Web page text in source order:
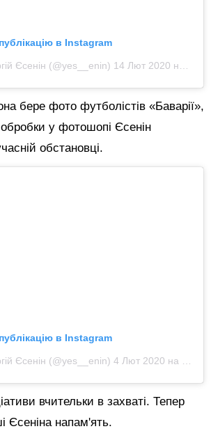
в Instagram
Єсенін (@yes__enin) 14 Лют 2020 на 4:36 PST
бере фото футболістів «Баварії»,
обробки у фотошопі Єсенін
обстановці.
в Instagram
Єсенін (@yes__enin) 4 Лют 2020 на 4:31 PST
вчительки в захваті. Тепер
Єсеніна напам'ять.